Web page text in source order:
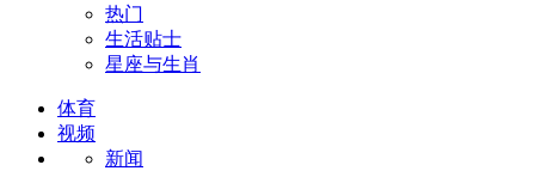
热门
生活贴士
星座与生肖
体育
视频
新闻